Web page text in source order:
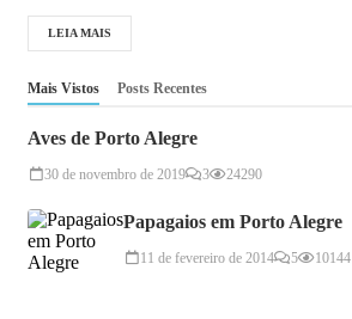
LEIA MAIS
Mais Vistos Posts Recentes
Aves de Porto Alegre
30 de novembro de 2019 3 24290
Papagaios em Porto Alegre
11 de fevereiro de 2014 5 10144